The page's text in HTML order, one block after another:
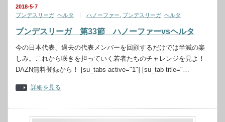
2018-5-7
ブンデスリーガ ヘルタ ハノーファー ブンデスリーガ ヘルタ
ブンデスリーガ 第33節 ハノーファーvsヘルタ
今の日本代表、過去の代表メンバーを回顧するだけでは半減の楽
しみ。これから咲きを担っていく若者たちのチャレンジを見よ！
DAZN無料登録から！ [su_tabs active="1"] [su_tab title="…
詳細を見る